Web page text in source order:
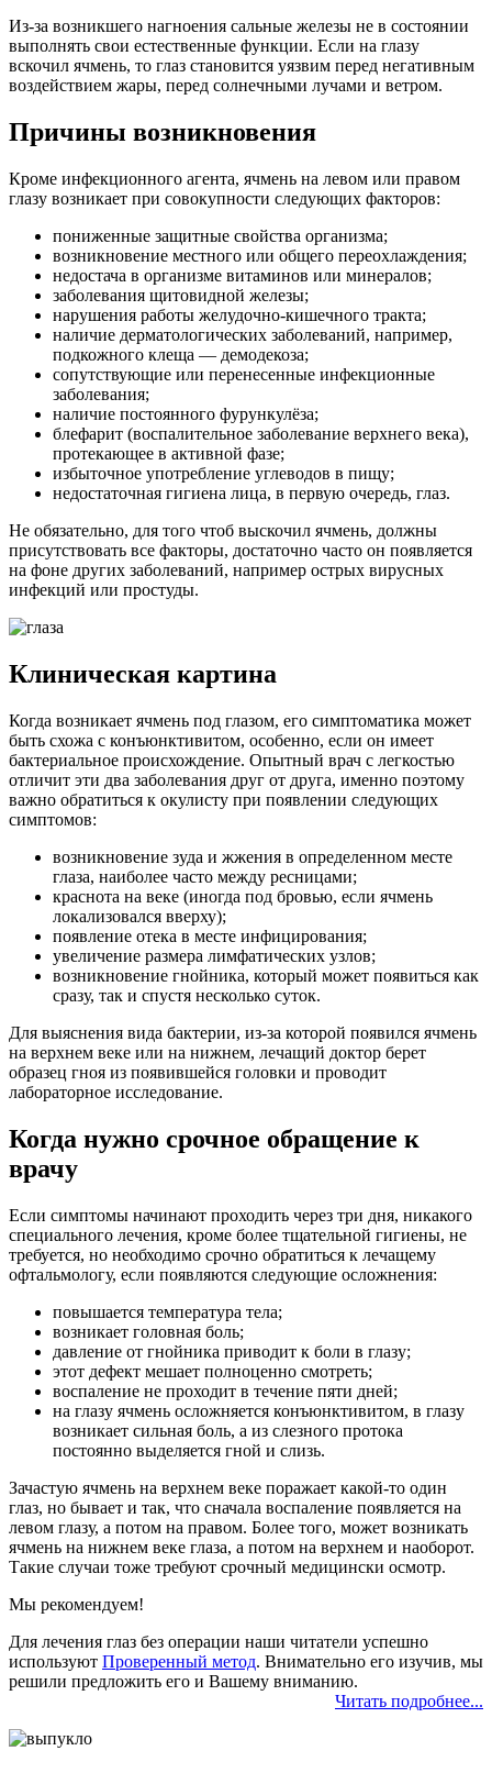
Из-за возникшего нагноения сальные железы не в состоянии
выполнять свои естественные функции. Если на глазу
вскочил ячмень, то глаз становится уязвим перед негативным
воздействием жары, перед солнечными лучами и ветром.
Причины возникновения
Кроме инфекционного агента, ячмень на левом или правом
глазу возникает при совокупности следующих факторов:
пониженные защитные свойства организма;
возникновение местного или общего переохлаждения;
недостача в организме витаминов или минералов;
заболевания щитовидной железы;
нарушения работы желудочно-кишечного тракта;
наличие дерматологических заболеваний, например,
подкожного клеща — демодекоза;
сопутствующие или перенесенные инфекционные
заболевания;
наличие постоянного фурункулёза;
блефарит (воспалительное заболевание верхнего века),
протекающее в активной фазе;
избыточное употребление углеводов в пищу;
недостаточная гигиена лица, в первую очередь, глаз.
Не обязательно, для того чтоб выскочил ячмень, должны
присутствовать все факторы, достаточно часто он появляется
на фоне других заболеваний, например острых вирусных
инфекций или простуды.
Клиническая картина
Когда возникает ячмень под глазом, его симптоматика может
быть схожа с конъюнктивитом, особенно, если он имеет
бактериальное происхождение. Опытный врач с легкостью
отличит эти два заболевания друг от друга, именно поэтому
важно обратиться к окулисту при появлении следующих
симптомов:
возникновение зуда и жжения в определенном месте
глаза, наиболее часто между ресницами;
краснота на веке (иногда под бровью, если ячмень
локализовался вверху);
появление отека в месте инфицирования;
увеличение размера лимфатических узлов;
возникновение гнойника, который может появиться как
сразу, так и спустя несколько суток.
Для выяснения вида бактерии, из-за которой появился ячмень
на верхнем веке или на нижнем, лечащий доктор берет
образец гноя из появившейся головки и проводит
лабораторное исследование.
Когда нужно срочное обращение к
врачу
Если симптомы начинают проходить через три дня, никакого
специального лечения, кроме более тщательной гигиены, не
требуется, но необходимо срочно обратиться к лечащему
офтальмологу, если появляются следующие осложнения:
повышается температура тела;
возникает головная боль;
давление от гнойника приводит к боли в глазу;
этот дефект мешает полноценно смотреть;
воспаление не проходит в течение пяти дней;
на глазу ячмень осложняется конъюнктивитом, в глазу
возникает сильная боль, а из слезного протока
постоянно выделяется гной и слизь.
Зачастую ячмень на верхнем веке поражает какой-то один
глаз, но бывает и так, что сначала воспаление появляется на
левом глазу, а потом на правом. Более того, может возникать
ячмень на нижнем веке глаза, а потом на верхнем и наоборот.
Такие случаи тоже требуют срочный медицински осмотр.
Мы рекомендуем!
Для лечения глаз без операции наши читатели успешно
используют Проверенный метод. Внимательно его изучив, мы
решили предложить его и Вашему вниманию.
Читать подробнее...